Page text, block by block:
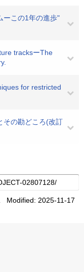
ーこの1年の進歩"
tracksーThe
for restricted
その勘どころ(改訂
Modified: 2025-11-17